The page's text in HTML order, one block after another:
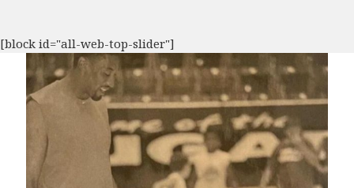
[block id="all-web-top-slider"]